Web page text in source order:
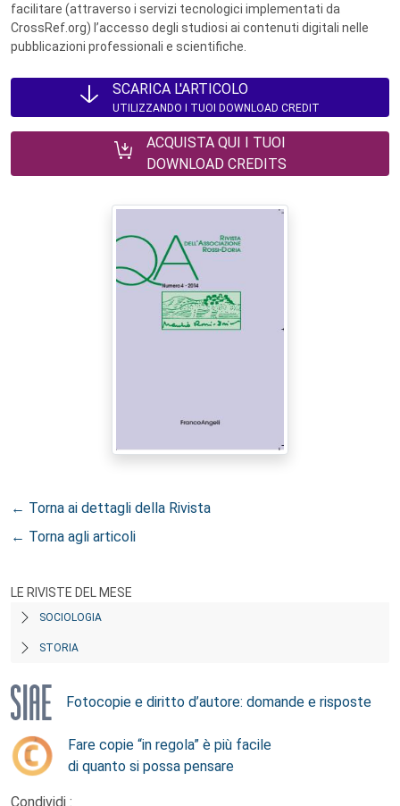
facilitare (attraverso i servizi tecnologici implementati da
CrossRef.org) l’accesso degli studiosi ai contenuti digitali nelle
pubblicazioni professionali e scientifiche.
SCARICA L'ARTICOLO
UTILIZZANDO I TUOI DOWNLOAD CREDIT
ACQUISTA QUI I TUOI
DOWNLOAD CREDITS
← Torna ai dettagli della Rivista
← Torna agli articoli
LE RIVISTE DEL MESE
SOCIOLOGIA
STORIA
Fotocopie e diritto d’autore: domande e risposte
Fare copie “in regola” è più facile
di quanto si possa pensare
Condividi :